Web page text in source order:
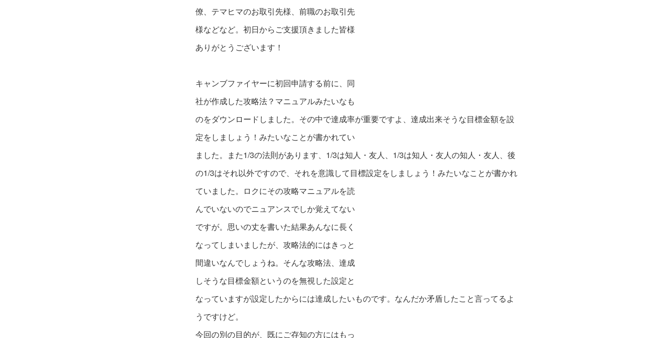
僚、テマヒマのお取引先様、前職のお取引先
様などなど。初日からご支援頂きました皆様
ありがとうございます！
キャンブファイヤーに初回申請する前に、同
社が作成した攻略法？マニュアルみたいなも
のをダウンロードしました。その中で達成率が重要ですよ、達成出来そうな目標金額を設
定をしましょう！みたいなことが書かれてい
ました。また1/3の法則があります、1/3は知人・友人、1/3は知人・友人の知人・友人、後
の1/3はそれ以外ですので、それを意識して目標設定をしましょう！みたいなことが書かれ
ていました。ロクにその攻略マニュアルを読
んでいないのでニュアンスでしか覚えてない
ですが。思いの丈を書いた結果あんなに長く
なってしまいましたが、攻略法的にはきっと
間違いなんでしょうね。そんな攻略法、達成
しそうな目標金額というのを無視した設定と
なっていますが設定したからには達成したいものです。なんだか矛盾したこと言ってるよ
うですけど。
今回の別の目的が、既にご存知の方にはもっ